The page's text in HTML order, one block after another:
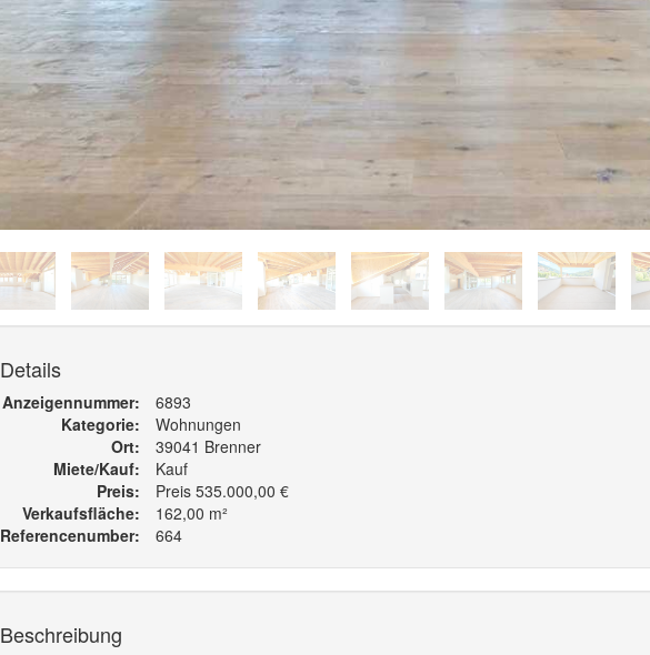
Details
Anzeigennummer
6893
Kategorie
Wohnungen
Ort
39041 Brenner
Miete/Kauf
Kauf
Preis
Preis 535.000,00 €
Verkaufsfläche
162,00 m²
Referencenumber
664
Beschreibung